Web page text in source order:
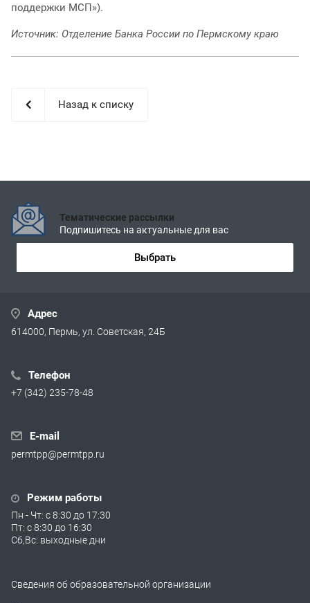
поддержки МСП»).
Источник: Отделение Банка России по Пермскому краю
Назад к списку
Тематические рассылки
Подпишитесь на актуальные для вас
Выбрать
Адрес
614000, Пермь, ул. Советская, 24Б
Телефон
+7 (342) 235-78-48
E-mail
permtpp@permtpp.ru
Режим работы
Пн - Чт: с 8:30 до 17:30
Пт: с 8:30 до 16:30
Сб,Вс: выходные дни
Сведения об образовательной организации